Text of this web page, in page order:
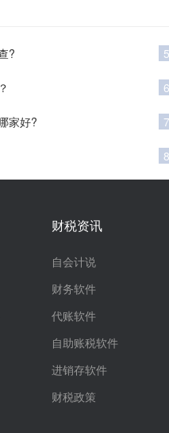
?
家好?
5
6
7
8
财税资讯
自会计说
财务软件
代账软件
自助账税软件
进销存软件
财税政策